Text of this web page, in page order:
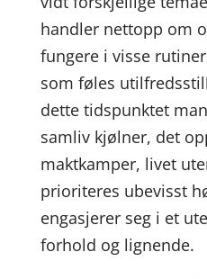
handler nettopp om
fungere i visse
som føles
dette tidspunktet
samliv kjølner, det
maktkamper, livet
prioriteres ubevisst
engasjerer seg i et
forhold og lignende.